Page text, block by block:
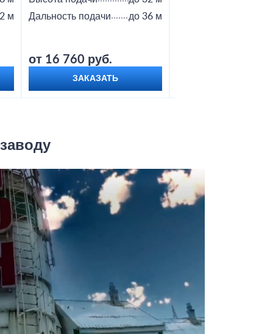
м
Дальность подачи
до 36 м
от 16 760 руб.
ЗАКАЗАТЬ